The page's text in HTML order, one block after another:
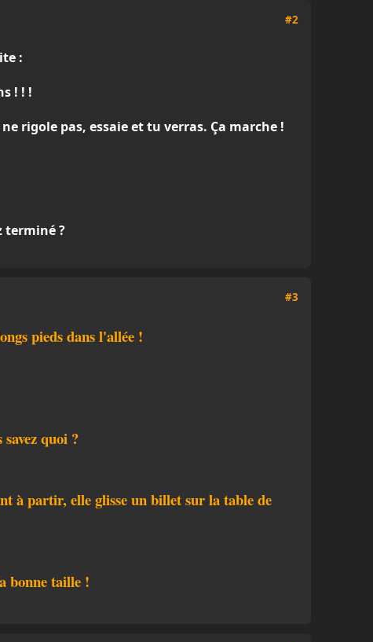
#2
:
! ! !
rigole pas, essaie et tu verras. Ça marche !
terminé ?
#3
pieds dans l'allée !
quoi ?
à partir, elle glisse un billet sur la table de
bonne taille !